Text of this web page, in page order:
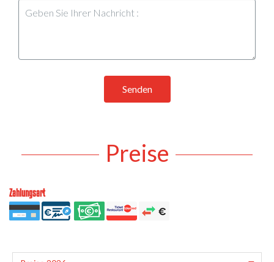
Senden
Preise
Zahlungsart